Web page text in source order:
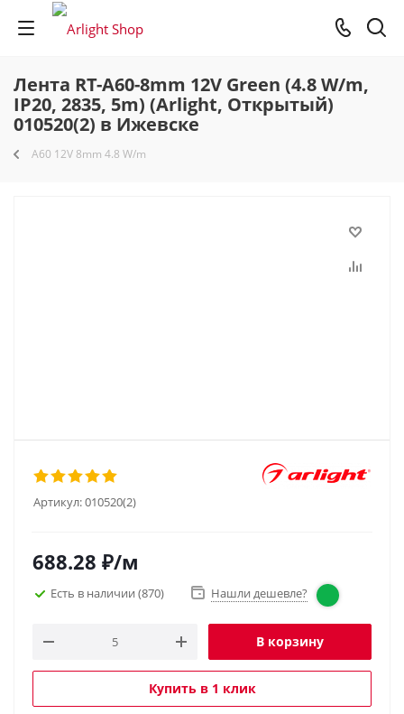
Лента RT-A60-8mm 12V Green (4.8 W/m,
IP20, 2835, 5m) (Arlight, Открытый)
010520(2) в Ижевске
A60 12V 8mm 4.8 W/m
Артикул:010520(2)
688.28 ₽/м
Есть в наличии (870) Нашли дешевле?
В корзину
Купить в 1 клик